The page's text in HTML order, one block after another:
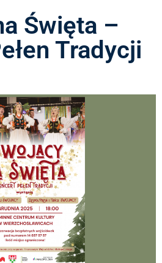
Święta –
Tradycji